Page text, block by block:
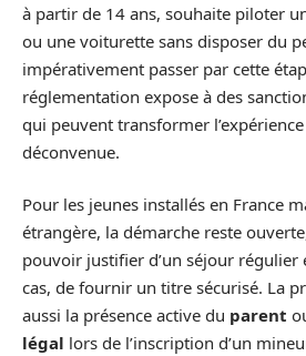
à partir de 14 ans, souhaite piloter
ou une voiturette sans disposer du
impérativement passer par cette
réglementation expose à des
qui peuvent transformer
déconvenue.
Pour les jeunes installés en France
étrangère, la démarche reste
pouvoir justifier d’un séjour régulier
cas, de fournir un titre sécurisé. La
aussi la présence active du parent
légal lors de l’inscription d’un